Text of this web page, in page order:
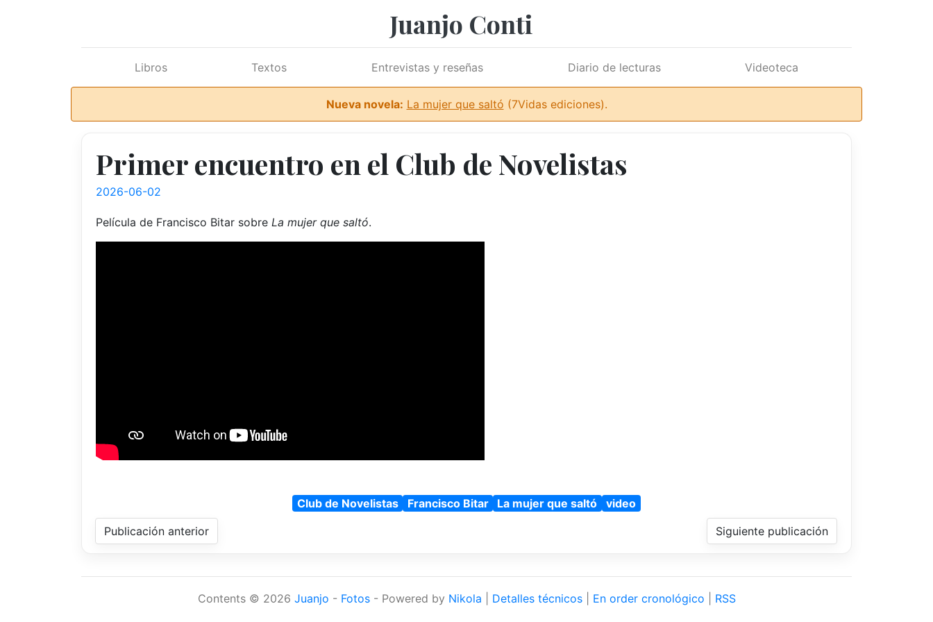
Juanjo Conti
Libros Textos Entrevistas y reseñas Diario de lecturas Videoteca
Nueva novela: La mujer que saltó (7Vidas ediciones).
Primer encuentro en el Club de Novelistas
2026-06-02
Película de Francisco Bitar sobre La mujer que saltó.
Club de Novelistas Francisco Bitar La mujer que saltó
video
Publicación anterior
Siguiente publicación
Contents © 2026 Juanjo - Fotos- Powered by Nikola Detalles técnicos| En order cronológico RSS